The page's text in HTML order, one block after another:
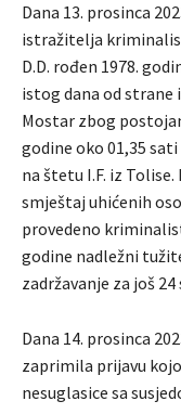
Dana 13. prosinca
istražitelja
D.D. rođen 1978.
istog dana od
Mostar zbog
godine oko 01,35 sati
na štetu I.F. iz
smještaj uhićenih
provedeno
godine nadležni
zadržavanje za još 24
Dana 14. prosinca
zaprimila prijavu
nesuglasice sa